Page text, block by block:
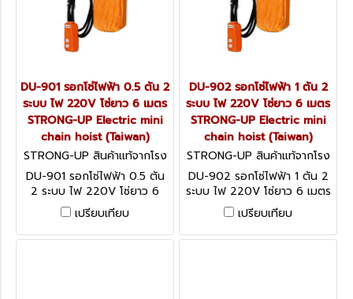
DU-901 รอกโซ่ไฟฟ้า 0.5 ตัน 2
ระบบ ไฟ 220V โซ่ยาว 6 เมตร
STRONG-UP Electric mini
chain hoist (Taiwan)
STRONG-UP สินค้าแท้จากโรง
งานผู้ผลิต DU-901
DU-901 รอกโซ่ไฟฟ้า 0.5 ตัน
2 ระบบ ไฟ 220V โซ่ยาว 6
เมตร STRONG-UP Electric
mini chain hoist (Taiwan)
เปรียบเทียบ
DU-902 รอกโซ่ไฟฟ้า 1 ตัน 2
ระบบ ไฟ 220V โซ่ยาว 6 เมตร
STRONG-UP Electric mini
chain hoist (Taiwan)
STRONG-UP สินค้าแท้จากโรง
งานผู้ผลิต DU-902
DU-902 รอกโซ่ไฟฟ้า 1 ตัน 2
ระบบ ไฟ 220V โซ่ยาว 6 เมตร
STRONG-UP Electric mini
chain hoist (Taiwan)
เปรียบเทียบ